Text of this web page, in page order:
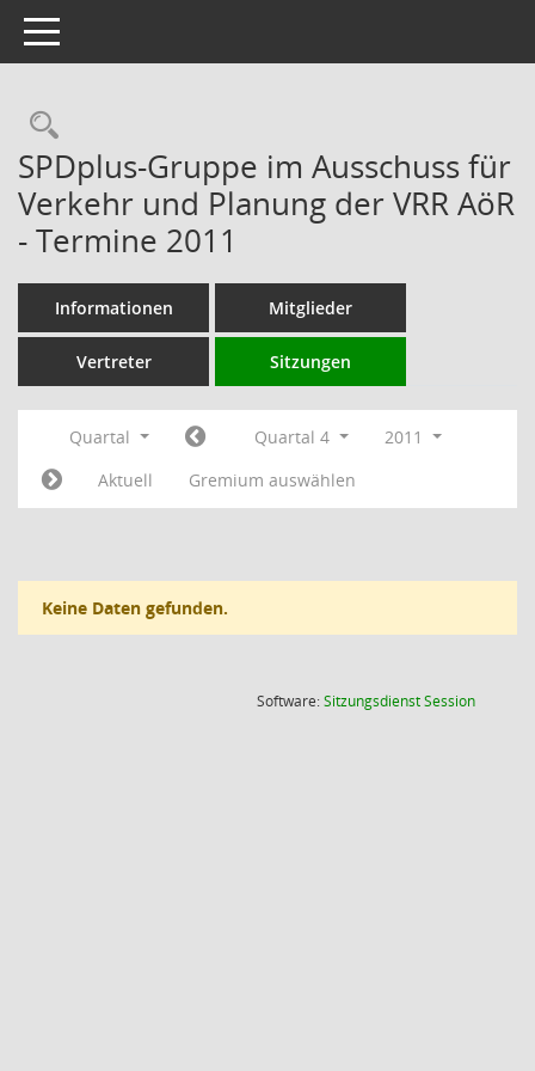
Toggle navigation
Rechercheauswahl
SPDplus-Gruppe im Ausschuss für
Verkehr und Planung der VRR AöR
- Termine 2011
Informationen Mitglieder
Vertreter Sitzungen
Quartal Quartal 4
2011
Aktuell
Gremium auswählen
Keine Daten gefunden.
Software:SitzungsdienstSession(Wird in